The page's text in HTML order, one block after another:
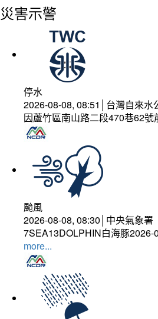
災害示警
停水
2026-08-08, 08:51│台灣自來水
因蘆竹區南山路二段470巷62
颱風
2026-08-08, 08:30│中央氣象署
7SEA13DOLPHIN白海豚2026-
more...